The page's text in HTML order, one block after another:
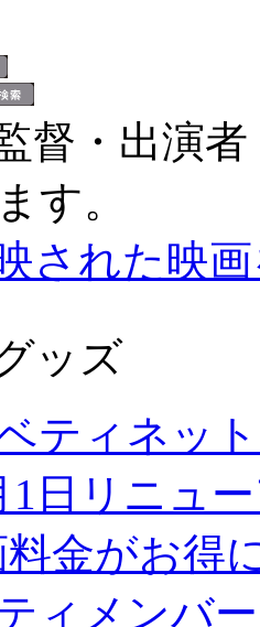
督・出演
す。
された映
ッズ
ティネッ
1日リニュ